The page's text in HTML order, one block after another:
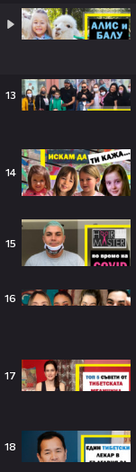
13
14
15
16
17
18